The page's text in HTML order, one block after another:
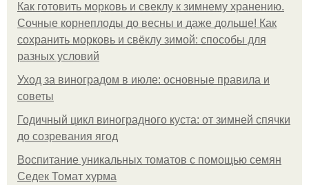
Как готовить морковь и свеклу к зимнему хранению.
Сочные корнеплоды до весны и даже дольше! Как
сохранить морковь и свёклу зимой: способы для
разных условий
Уход за виноградом в июле: основные правила и
советы
Годичный цикл виноградного куста: от зимней спячки
до созревания ягод
Воспитание уникальных томатов с помощью семян
Седек Томат хурма